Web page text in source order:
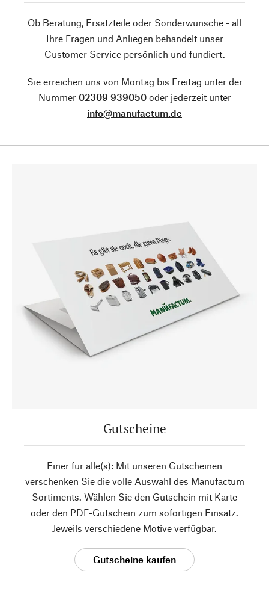
Ob Beratung, Ersatzteile oder Sonderwünsche - all
Ihre Fragen und Anliegen behandelt unser
Customer Service persönlich und fundiert.
Sie erreichen uns von Montag bis Freitag unter der
Nummer 02309 939050oder jederzeit unter
info@manufactum.de
Gutscheine
Einer für alle(s): Mit unseren Gutscheinen
verschenken Sie die volle Auswahl des Manufactum
Sortiments. Wählen Sie den Gutschein mit Karte
oder den PDF-Gutschein zum sofortigen Einsatz.
Jeweils verschiedene Motive verfügbar.
Gutscheine kaufen